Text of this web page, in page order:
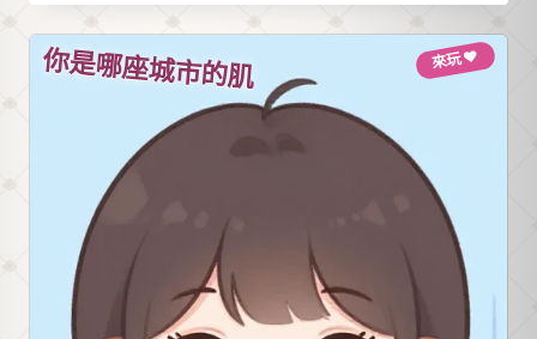
MINT）
的差異
握關鍵
資訊，
避免被
廠商行
銷話術
下班當
天可正
常社
交。預
6088。
來玩 ♥
你是哪座城市的肌